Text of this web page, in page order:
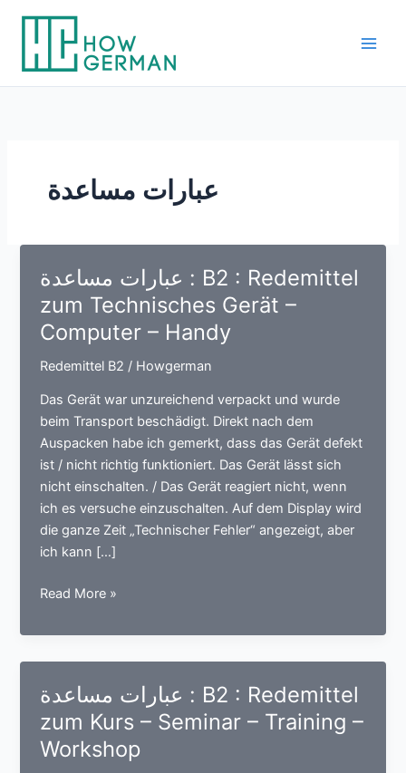
content
عبارات مساعدة
عبارات مساعدة : B2 : Redemittel
zum Technisches Gerät –
Computer – Handy
Redemittel B2 / Howgerman
Das Gerät war unzureichend verpackt und wurde
beim Transport beschädigt. Direkt nach dem
Auspacken habe ich gemerkt, dass das Gerät defekt
ist / nicht richtig funktioniert. Das Gerät lässt sich
nicht einschalten. / Das Gerät reagiert nicht, wenn
ich es versuche einzuschalten. Auf dem Display wird
die ganze Zeit „Technischer Fehler“ angezeigt, aber
ich kann […]
عبارات
:
B2
Redemittel
zum
Technisches
Read More »
عبارات مساعدة : B2 : Redemittel
zum Kurs – Seminar – Training –
Workshop